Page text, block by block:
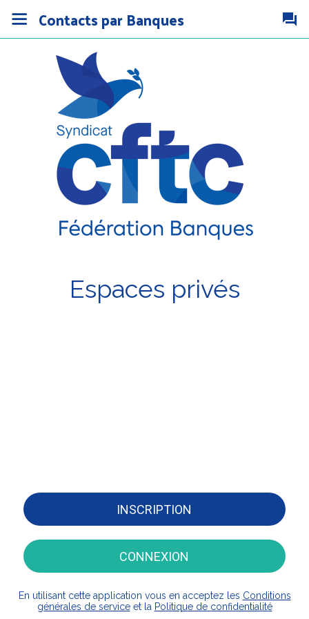
Contacts par Banques
Espaces privés
INSCRIPTION
CONNEXION
En utilisant cette application vous en acceptez les Conditions
générales de serviceet la Politique de confidentialité